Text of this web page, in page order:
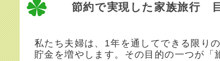
節約で実現した家族旅行
私たち夫婦は、1年を通してできる限り
貯金を増やします。その目的の一つが「